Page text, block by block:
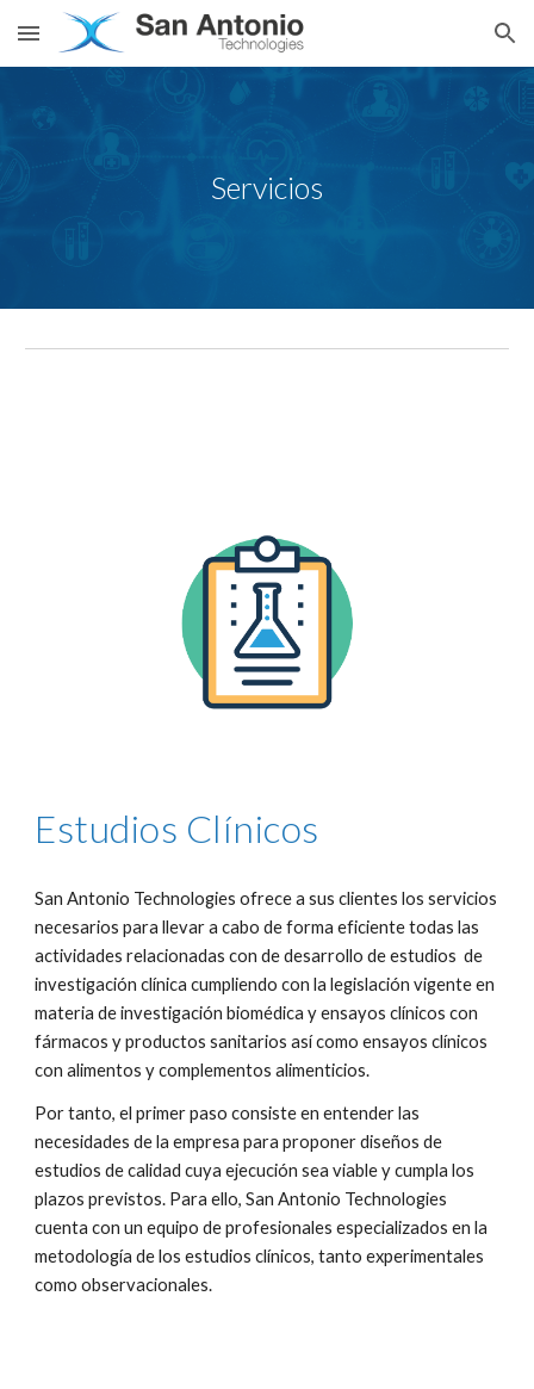
Skip to main content Skip to navigation
Servicios
Estudios Clínicos
San Antonio Technologies ofrece a sus clientes los servicios
necesarios para llevar a cabo de forma eficiente todas las
actividades relacionadas con de desarrollo de estudios  de
investigación clínica cumpliendo con la legislación vigente en
materia de investigación biomédica y ensayos clínicos con
fármacos y productos sanitarios así como ensayos clínicos
con alimentos y complementos alimenticios.
Por tanto, el primer paso consiste en entender las
necesidades de la empresa para proponer diseños de
estudios de calidad cuya ejecución sea viable y cumpla los
plazos previstos. Para ello, San Antonio Technologies
cuenta con un equipo de profesionales especializados en la
metodología de los estudios clínicos, tanto experimentales
como observacionales.